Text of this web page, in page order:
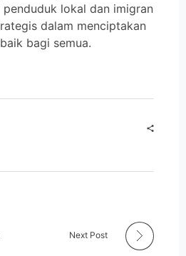
penduduk lokal dan imigran
dalam menciptakan
bagi semua.
Next Post